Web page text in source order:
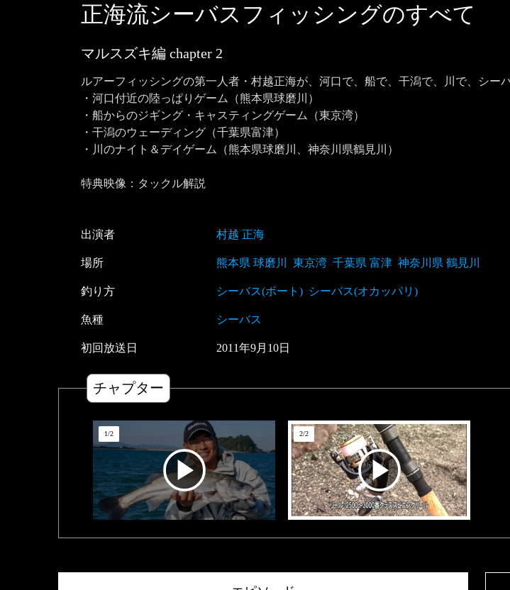
正海流シーバスフィッシングのすべて
マルスズキ編 chapter 2
ルアーフィッシングの第一人者・村越正海が、河口で、船で、干潟で、川で、シー
・河口付近の陸っぱりゲーム（熊本県球磨川）
・船からのジギング・キャスティングゲーム（東京湾）
・干潟のウェーディング（千葉県富津）
・川のナイト＆デイゲーム（熊本県球磨川、神奈川県鶴見川）
特典映像：タックル解説
出演者 村越 正海
場所 熊本県 球磨川 東京湾 千葉県 富津 神奈川県 鶴見川
釣り方 シーバス(ボート) シーバス(オカッパリ)
魚種 シーバス
初回放送日 2011年9月 10日
チャプター
1/2 2/2